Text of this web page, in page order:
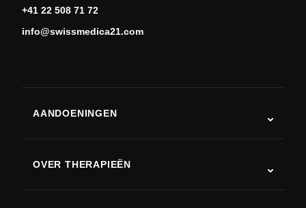
+41 22 508 71 72
info@swissmedica21.com
AANDOENINGEN
OVER THERAPIEËN